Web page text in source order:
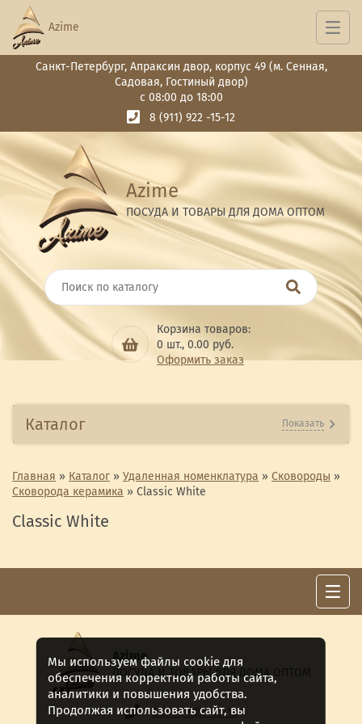
Санкт-Петербург, Апраксин двор, корпус 49 (м. Сенная,
Садовая, Гостиный двор)
с 08:00 до 18:00
8 (911) 922 -15-12
Azime
ПОСУДА И ТОВАРЫ ДЛЯ ДОМА ОПТОМ
Корзина товаров:
0 шт., 0.00 руб.
Оформить заказ
Azime
Каталог Показать
Главная » Каталог » Удаленная номенклатура » Сковороды »
Сковорода керамика » Classic White
Classic White
Azime
ПОСУДА И ТОВАРЫ ДЛЯ ДОМА ОПТОМ
8 (911) 922 -15-12
Мы используем файлы cookie для
обеспечения корректной работы сайта,
аналитики и повышения удобства.
Продолжая использовать сайт, вы